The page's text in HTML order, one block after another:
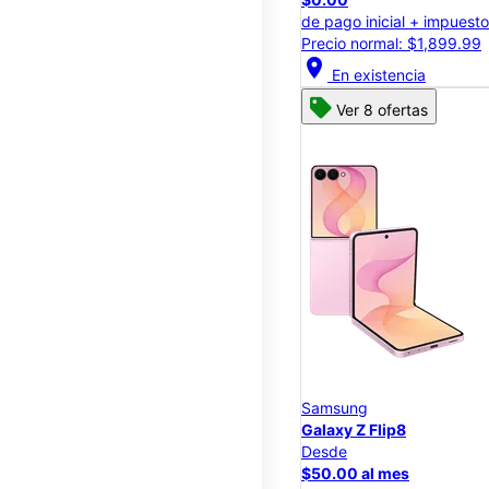
de pago inicial +
Precio normal: $1,899.99
location_on En existencia
Ver 8 ofertas
Samsung
Galaxy Z Flip8
Desde
$50.00 al mes